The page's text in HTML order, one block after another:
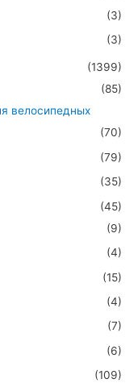
(3)
(3)
(1399)
(85)
велосипедных
(70)
(79)
(35)
(45)
(9)
(4)
(15)
(4)
(7)
(6)
(109)